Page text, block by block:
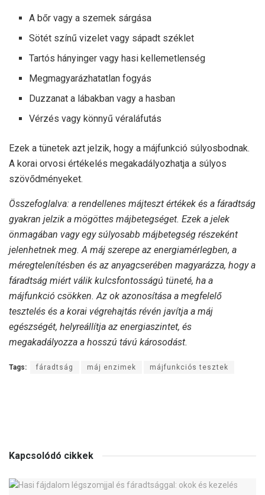
A bőr vagy a szemek sárgása
Sötét színű vizelet vagy sápadt széklet
Tartós hányinger vagy hasi kellemetlenség
Megmagyarázhatatlan fogyás
Duzzanat a lábakban vagy a hasban
Vérzés vagy könnyű véraláfutás
Ezek a tünetek azt jelzik, hogy a májfunkció súlyosbodnak.
A korai orvosi értékelés megakadályozhatja a súlyos
szövődményeket.
Összefoglalva: a rendellenes májteszt értékek és a fáradtság
gyakran jelzik a mögöttes májbetegséget. Ezek a jelek
önmagában vagy egy súlyosabb májbetegség részeként
jelenhetnek meg. A máj szerepe az energiamérlegben, a
méregtelenítésben és az anyagcserében magyarázza, hogy a
fáradtság miért válik kulcsfontosságú tüneté, ha a
májfunkció csökken. Az ok azonosítása a megfelelő
tesztelés és a korai végrehajtás révén javítja a máj
egészségét, helyreállítja az energiaszintet, és
megakadályozza a hosszú távú károsodást.
Tags: fáradtság máj enzimek májfunkciós tesztek
Kapcsolódó cikkek